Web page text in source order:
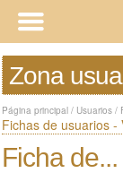
Zona
Página principal / Usuarios /
Fichas de usuarios -
Ficha de...